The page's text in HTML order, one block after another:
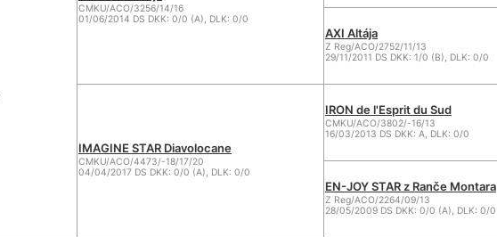
CMKU/ACO/3256/14/16
01/06/2014 DS DKK: 0/0 (A), DLK: 0/0
AXI Altája
Z Reg/ACO/2752/11/13
29/11/2011 DS DKK: 1/0 (B), DLK: 0/0
IMAGINE STAR Diavolocane
CMKU/ACO/4473/-18/17/20
04/04/2017 DS DKK: 0/0 (A), DLK: 0/0
IRON de l'Esprit du Sud
CMKU/ACO/3802/-16/13
16/03/2013 DS DKK: A, DLK: 0/0
EN-JOY STAR z Ranče Montara
Z Reg/ACO/2264/09/13
28/05/2009 DS DKK: 0/0 (A), DLK: 0/0